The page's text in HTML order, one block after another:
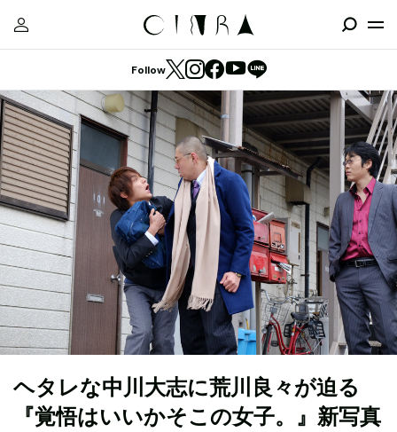
Follow
ヘタレな中川大志に荒川良々が迫る
『覚悟はいいかそこの女子。』新写真